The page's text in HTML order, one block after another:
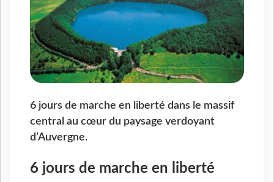
6 jours de marche en liberté dans le massif
central au cœur du paysage verdoyant
d’Auvergne.
6 jours de marche en liberté